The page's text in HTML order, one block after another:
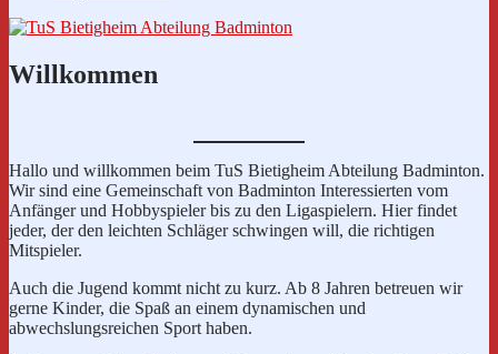
Willkommen
Hallo und willkommen beim TuS Bietigheim Abteilung Badminton.
Wir sind eine Gemeinschaft von Badminton Interessierten vom
Anfänger und Hobbyspieler bis zu den Ligaspielern. Hier findet
jeder, der den leichten Schläger schwingen will, die richtigen
Mitspieler.
Auch die Jugend kommt nicht zu kurz. Ab 8 Jahren betreuen wir
gerne Kinder, die Spaß an einem dynamischen und
abwechslungsreichen Sport haben.